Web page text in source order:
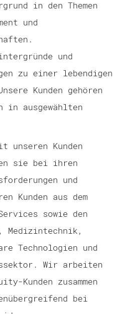
in den Themen
und
und
zu einer lebendigen
Kunden gehören
in ausgewählten
unseren Kunden
sie bei ihren
und
Kunden aus dem
sowie den
Medizintechnik,
Technologien und
Wir arbeiten
Kunden zusammen
bei